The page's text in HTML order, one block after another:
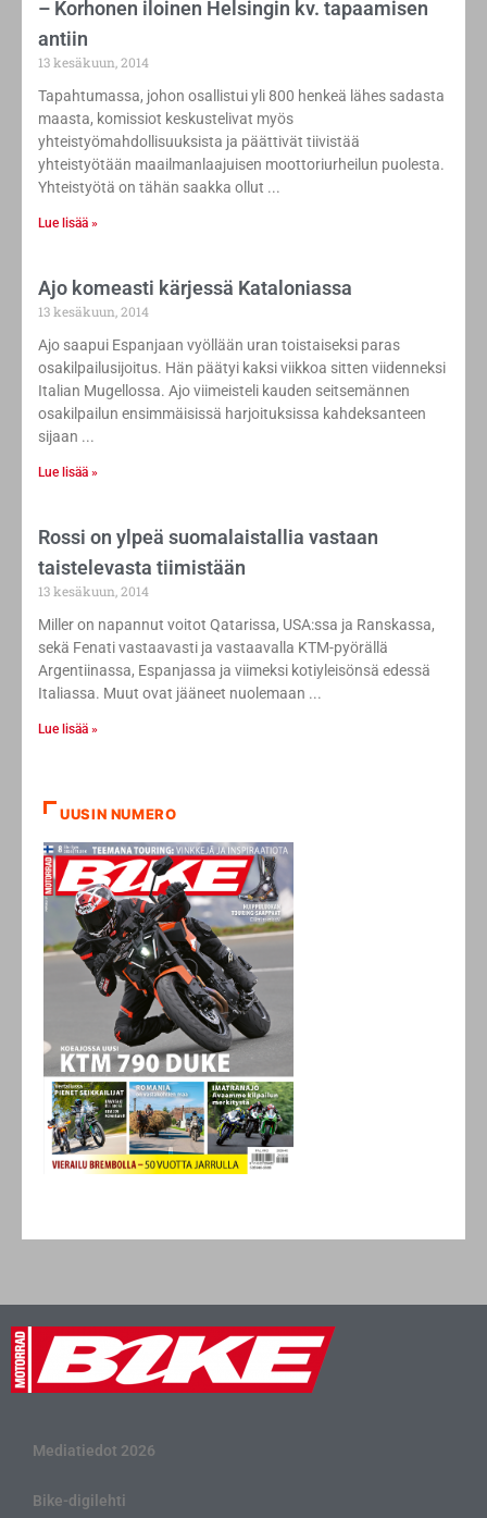
– Korhonen iloinen Helsingin kv. tapaamisen
antiin
13 kesäkuun, 2014
Tapahtumassa, johon osallistui yli 800 henkeä lähes sadasta
maasta, komissiot keskustelivat myös
yhteistyömahdollisuuksista ja päättivät tiivistää
yhteistyötään maailmanlaajuisen moottoriurheilun puolesta.
Yhteistyötä on tähän saakka ollut
Lue lisää »
Ajo komeasti kärjessä Kataloniassa
13 kesäkuun, 2014
Ajo saapui Espanjaan vyöllään uran toistaiseksi paras
osakilpailusijoitus. Hän päätyi kaksi viikkoa sitten viidenneksi
Italian Mugellossa. Ajo viimeisteli kauden seitsemännen
osakilpailun ensimmäisissä harjoituksissa kahdeksanteen
sijaan
Lue lisää »
Rossi on ylpeä suomalaistallia vastaan
taistelevasta tiimistään
13 kesäkuun, 2014
Miller on napannut voitot Qatarissa, USA:ssa ja Ranskassa,
sekä Fenati vastaavasti ja vastaavalla KTM-pyörällä
Argentiinassa, Espanjassa ja viimeksi kotiyleisönsä edessä
Italiassa. Muut ovat jääneet nuolemaan
Lue lisää »
UUSIN NUMERO
Mediatiedot 2026
Bike-digilehti